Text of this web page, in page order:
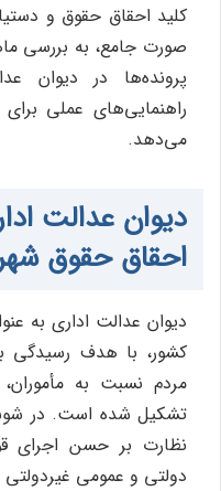
کلید احقاق حقوق و
صورت جامع، به بررسی
پرونده‌ها در دیوان
راهنمایی‌های عملی
می‌دهد.
دیوان عدالت
احقاق حقوق
دیوان عدالت اداری به
کشور، با هدف رسیدگی
مردم نسبت به
تشکیل شده است. در
نظارت بر حسن اجرای
دولتی و عمومی غیردولتی